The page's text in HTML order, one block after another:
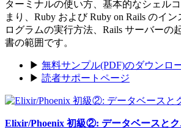
ターミナルの使い方、基本的なシェル
まり、Ruby および Ruby on Rails のイ
ログラムの実行方法、Rails サーバーの
書の範囲です。
▶ 無料サンプル(PDF)のダウンロ
▶ 読者サポートページ
Elixir/Phoenix 初級②: データベースと